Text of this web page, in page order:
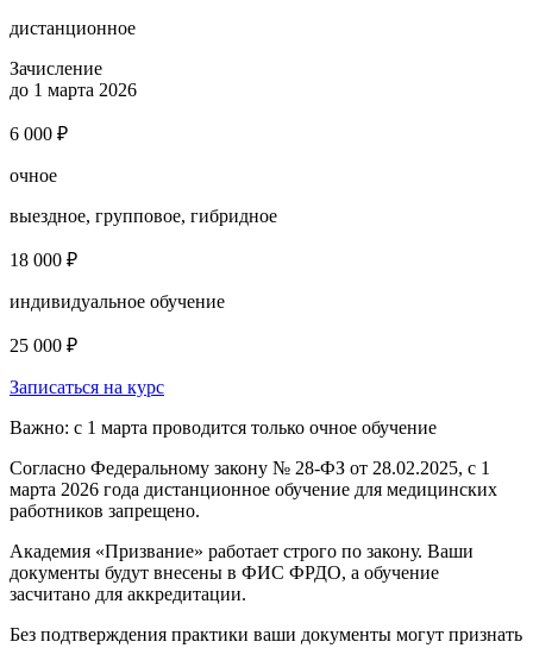
дистанционное
Зачисление
до 1 марта 2026
6 000 ₽
очное
выездное, групповое, гибридное
18 000 ₽
индивидуальное обучение
25 000 ₽
Записаться на курс
Важно: с 1 марта проводится только очное обучение
Согласно Федеральному закону № 28-ФЗ от 28.02.2025, с 1
марта 2026 года дистанционное обучение для медицинских
работников запрещено.
Академия «Призвание» работает строго по закону. Ваши
документы будут внесены в ФИС ФРДО, а обучение
засчитано для аккредитации.
Без подтверждения практики ваши документы могут признать